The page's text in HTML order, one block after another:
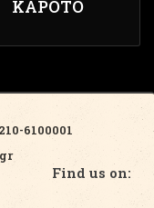
ΚΑΡΌΤΟ
6100001
Find us on: